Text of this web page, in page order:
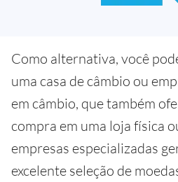
Como alternativa, você
uma casa de câmbio ou
em câmbio, que também
compra em uma loja física
empresas especializadas
excelente seleção de